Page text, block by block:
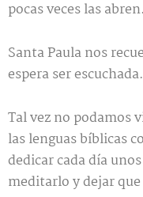
pocas veces las abren.
Santa Paula nos
espera ser escuchada.
Tal vez no podamos
las lenguas bíblicas
dedicar cada día
meditarlo y dejar